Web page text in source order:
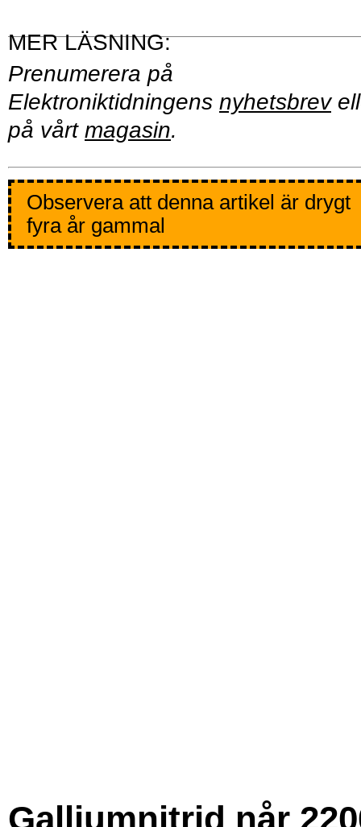
Prenumerera på
Elektroniktidningens nyhetsbrev
på vårt magasin.
Observera att denna artikel är drygt
fyra år gammal
Galliumnitrid når